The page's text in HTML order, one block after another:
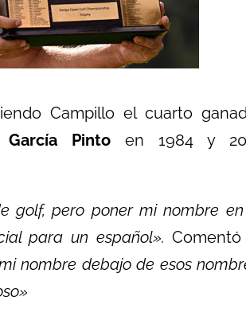
Campillo el cuarto
Pintoen 1984 y
golf, pero poner mi nombre
para un español».
nombre debajo de esos